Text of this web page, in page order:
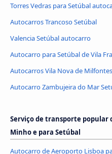
Torres Vedras para Setúbal
Autocarros Trancoso Setúbal
Valencia Setúbal autocarro
Autocarro para Setúbal de Vila
Autocarros Vila Nova de
Autocarro Zambujeira do Mar
Serviço de transporte popular
Minho e para Setúbal
Autocarro de Aeroporto Lisboa